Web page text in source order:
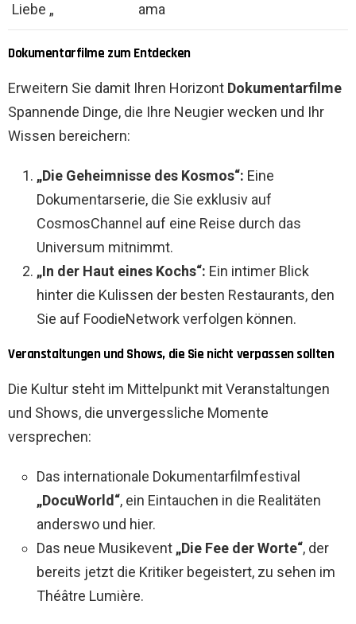
Liebe „
ama
Dokumentarfilme zum Entdecken
Erweitern Sie damit Ihren Horizont Dokumentarfilme
Spannende Dinge, die Ihre Neugier wecken und Ihr
Wissen bereichern:
„Die Geheimnisse des Kosmos“: Eine
Dokumentarserie, die Sie exklusiv auf
CosmosChannel auf eine Reise durch das
Universum mitnimmt.
„In der Haut eines Kochs“: Ein intimer Blick
hinter die Kulissen der besten Restaurants, den
Sie auf FoodieNetwork verfolgen können.
Veranstaltungen und Shows, die Sie nicht verpassen sollten
Die Kultur steht im Mittelpunkt mit Veranstaltungen
und Shows, die unvergessliche Momente
versprechen:
Das internationale Dokumentarfilmfestival
„DocuWorld“, ein Eintauchen in die Realitäten
anderswo und hier.
Das neue Musikevent „Die Fee der Worte“, der
bereits jetzt die Kritiker begeistert, zu sehen im
Théâtre Lumière.